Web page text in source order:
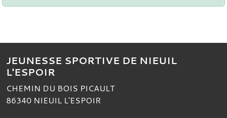
JEUNESSE SPORTIVE DE NIEUIL
L'ESPOIR
CHEMIN DU BOIS PICAULT
86340 NIEUIL L'ESPOIR